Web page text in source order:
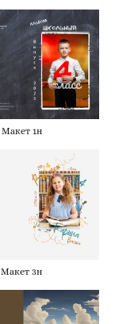
Макет 1н
Макет 3н